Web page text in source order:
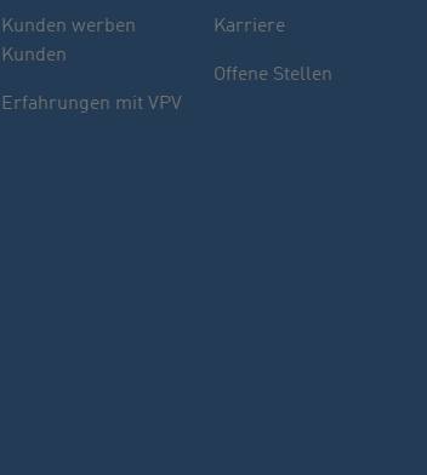
Kunden werben
Kunden
Erfahrungen mit VPV
Karriere
Offene Stellen